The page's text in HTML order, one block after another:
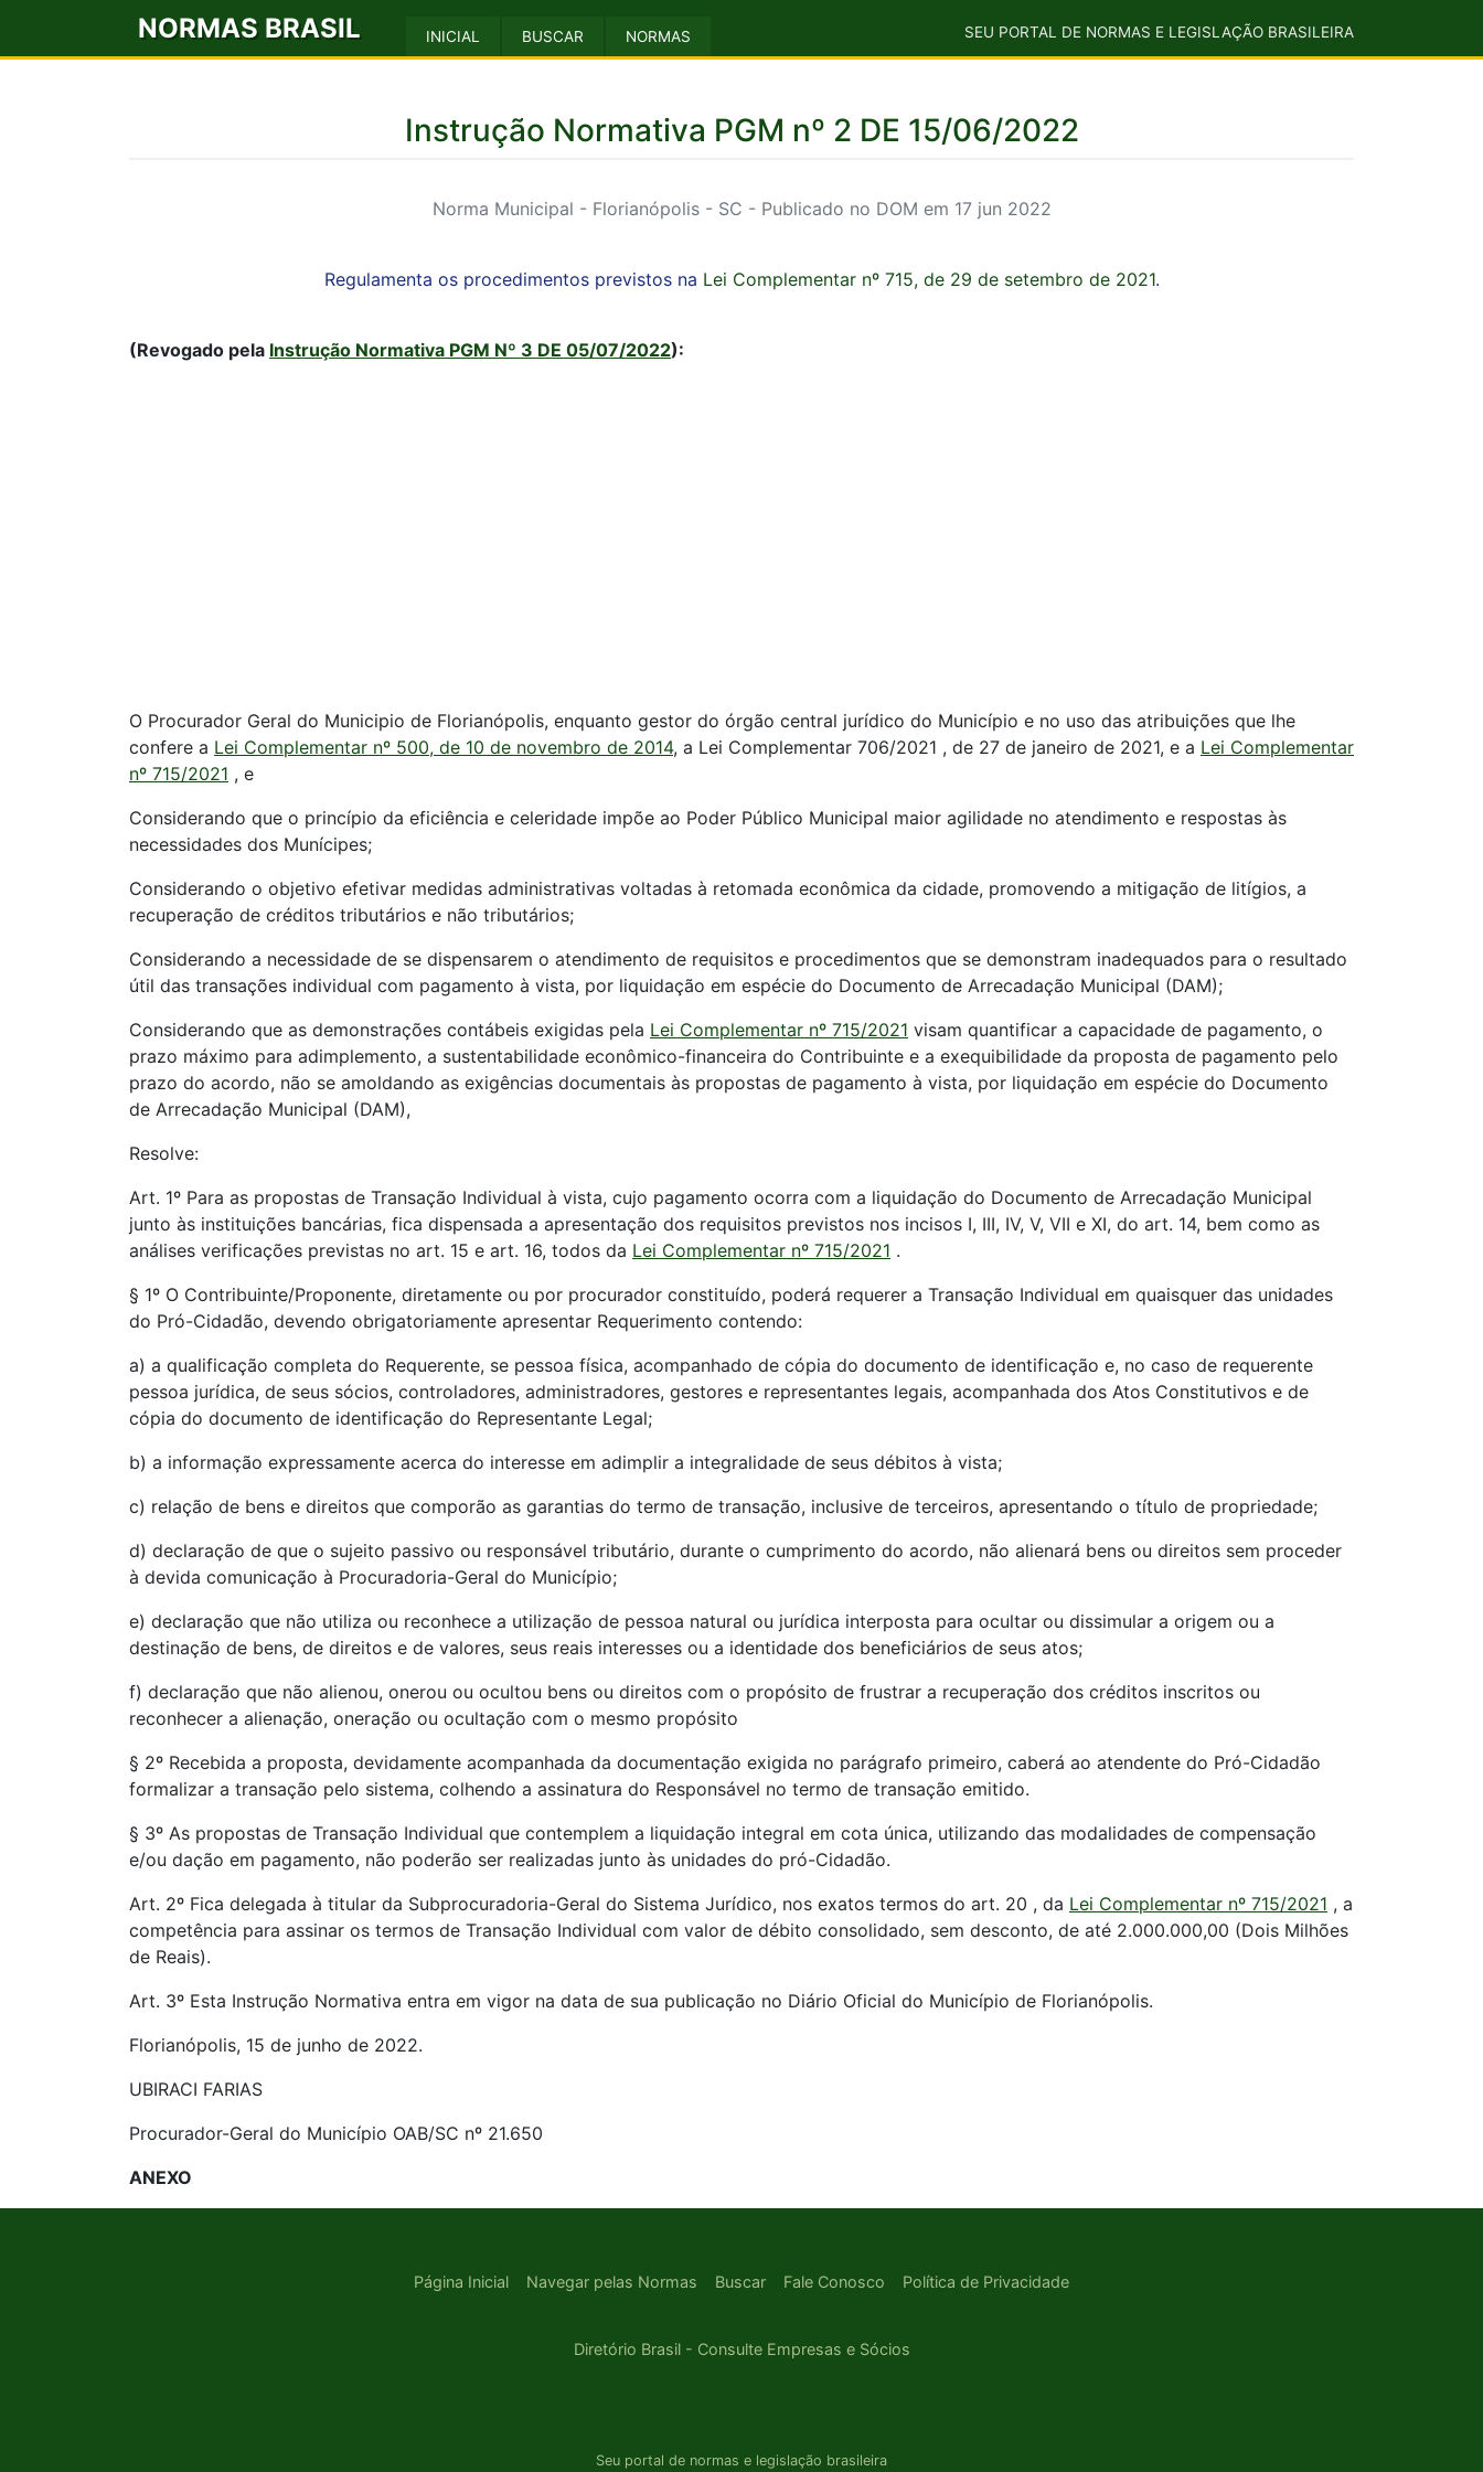
NORMAS BRASIL INICIAL BUSCAR NORMAS SEU PORTAL DE NORMAS E LEGISLAÇÃO BRASILEIRA
Instrução Normativa PGM nº 2 DE 15/06/2022
Norma Municipal - Florianópolis - SC - Publicado no DOM em 17 jun 2022
Regulamenta os procedimentos previstos na Lei Complementar nº 715, de 29 de setembro de 2021.
(Revogado pela Instrução Normativa PGM Nº 3 DE 05/07/2022):
O Procurador Geral do Municipio de Florianópolis, enquanto gestor do órgão central jurídico do Município e no uso das atribuições que lhe
confere a Lei Complementar nº 500, de 10 de novembro de 2014, a Lei Complementar 706/2021 , de 27 de janeiro de 2021, e a Lei Complementar
nº 715/2021 , e
Considerando que o princípio da eficiência e celeridade impõe ao Poder Público Municipal maior agilidade no atendimento e respostas às
necessidades dos Munícipes;
Considerando o objetivo efetivar medidas administrativas voltadas à retomada econômica da cidade, promovendo a mitigação de litígios, a
recuperação de créditos tributários e não tributários;
Considerando a necessidade de se dispensarem o atendimento de requisitos e procedimentos que se demonstram inadequados para o resultado
útil das transações individual com pagamento à vista, por liquidação em espécie do Documento de Arrecadação Municipal (DAM);
Considerando que as demonstrações contábeis exigidas pela Lei Complementar nº 715/2021 visam quantificar a capacidade de pagamento, o
prazo máximo para adimplemento, a sustentabilidade econômico-financeira do Contribuinte e a exequibilidade da proposta de pagamento pelo
prazo do acordo, não se amoldando as exigências documentais às propostas de pagamento à vista, por liquidação em espécie do Documento
de Arrecadação Municipal (DAM),
Resolve:
Art. 1º Para as propostas de Transação Individual à vista, cujo pagamento ocorra com a liquidação do Documento de Arrecadação Municipal
junto às instituições bancárias, fica dispensada a apresentação dos requisitos previstos nos incisos I, III, IV, V, VII e XI, do art. 14, bem como as
análises verificações previstas no art. 15 e art. 16, todos da Lei Complementar nº 715/2021 .
§ 1º O Contribuinte/Proponente, diretamente ou por procurador constituído, poderá requerer a Transação Individual em quaisquer das unidades
do Pró-Cidadão, devendo obrigatoriamente apresentar Requerimento contendo:
a) a qualificação completa do Requerente, se pessoa física, acompanhado de cópia do documento de identificação e, no caso de requerente
pessoa jurídica, de seus sócios, controladores, administradores, gestores e representantes legais, acompanhada dos Atos Constitutivos e de
cópia do documento de identificação do Representante Legal;
b) a informação expressamente acerca do interesse em adimplir a integralidade de seus débitos à vista;
c) relação de bens e direitos que comporão as garantias do termo de transação, inclusive de terceiros, apresentando o título de propriedade;
d) declaração de que o sujeito passivo ou responsável tributário, durante o cumprimento do acordo, não alienará bens ou direitos sem proceder
à devida comunicação à Procuradoria-Geral do Município;
e) declaração que não utiliza ou reconhece a utilização de pessoa natural ou jurídica interposta para ocultar ou dissimular a origem ou a
destinação de bens, de direitos e de valores, seus reais interesses ou a identidade dos beneficiários de seus atos;
f) declaração que não alienou, onerou ou ocultou bens ou direitos com o propósito de frustrar a recuperação dos créditos inscritos ou
reconhecer a alienação, oneração ou ocultação com o mesmo propósito
§ 2º Recebida a proposta, devidamente acompanhada da documentação exigida no parágrafo primeiro, caberá ao atendente do Pró-Cidadão
formalizar a transação pelo sistema, colhendo a assinatura do Responsável no termo de transação emitido.
§ 3º As propostas de Transação Individual que contemplem a liquidação integral em cota única, utilizando das modalidades de compensação
e/ou dação em pagamento, não poderão ser realizadas junto às unidades do pró-Cidadão.
Art. 2º Fica delegada à titular da Subprocuradoria-Geral do Sistema Jurídico, nos exatos termos do art. 20 , da Lei Complementar nº 715/2021 , a
competência para assinar os termos de Transação Individual com valor de débito consolidado, sem desconto, de até 2.000.000,00 (Dois Milhões
de Reais).
Art. 3º Esta Instrução Normativa entra em vigor na data de sua publicação no Diário Oficial do Município de Florianópolis.
Florianópolis, 15 de junho de 2022.
UBIRACI FARIAS
Procurador-Geral do Município OAB/SC nº 21.650
ANEXO
Página Inicial Navegar pelas Normas Buscar Fale Conosco Política de Privacidade
Diretório Brasil - Consulte Empresas e Sócios
Seu portal de normas e legislação brasileira